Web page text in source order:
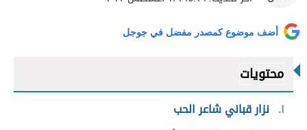
أضف موضوع كمصدر مفضل في جوجل
محتويات
١ نزار قباني شاعر الحب